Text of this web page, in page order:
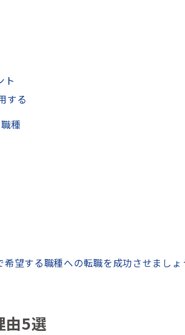
ト
する
種
望する職種への転職を成功させましょ
由5選